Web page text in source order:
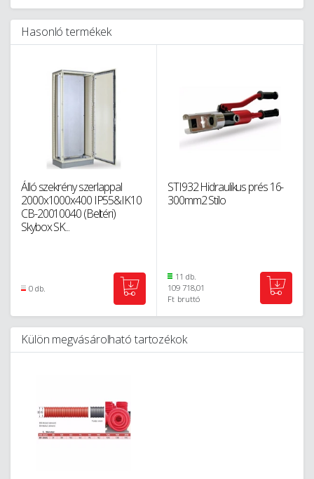
Hasonló termékek
Álló szekrény szerlappal
2000x1000x400 IP55&IK10
CB-20010040 (Beltéri)
Skybox SK...
0 db.
STI932 Hidraulikus prés 16-
300mm2 Stilo
11 db.
109 718,01
Ft bruttó
Külön megvásárolható tartozékok